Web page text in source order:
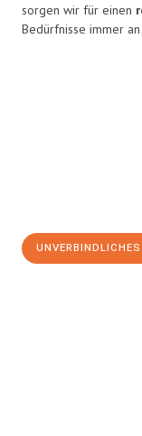
sorgen wir für einen
Bedürfnisse immer